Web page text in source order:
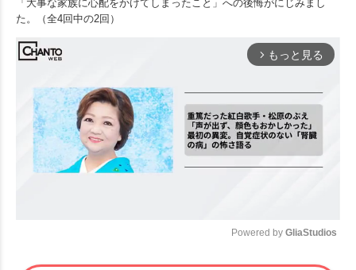
「大事な家族に心配をかけてしまったこと」への後悔がにじみまし
た。（全4回中の2回）
arrow_forward_ios もっと見る
Mute
Powered by GliaStudios